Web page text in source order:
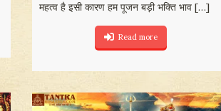
महत्व है इसी कारण हम पूजन बड़ी भक्ति भाव[…]
Read more